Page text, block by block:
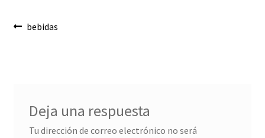
Mi cuenta
Pescados y Mariscos
Navegación
Anterior:
bebidas
Deja una respuesta
Tu dirección de correo electrónico no será